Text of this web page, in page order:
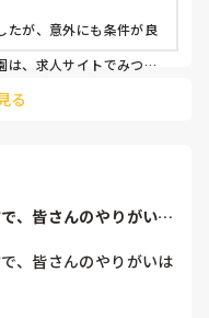
たが、意外にも条件が良
は、求人サイトでみつけ
る
、皆さんのやりがいは
、皆さんのやりがいは